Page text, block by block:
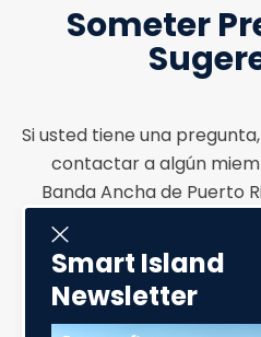
Someter
Si usted tiene una
contactar a algún
Banda Ancha de Puerto
Nombre y Apellido
Smart Island
Newsletter